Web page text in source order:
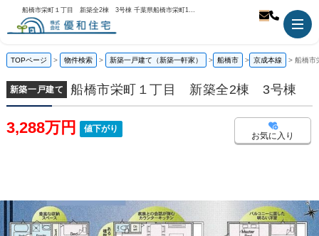
船橋市栄町１丁目 新築全2棟 3号棟 千葉県船橋市栄町1丁目｜3,288万円の新築一戸建て｜株式会社優和住宅
TOPページ 物件検索 新築一戸建て（新築一軒家） 船橋市 京成本線 船橋
新築一戸建て 船橋市栄町１丁目 新築全2棟 3号棟
3,288万円 値下がり
お気に入り